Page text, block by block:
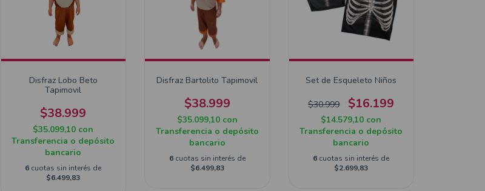
Disfraz Lobo Beto
Tapimovil
$38.999
$35.099,10 con
Transferencia o depósito
bancario
6 cuotas sin interés de
$6.499,83
Disfraz Bartolito Tapimovil
$38.999
$35.099,10 con
Transferencia o depósito
bancario
6 cuotas sin interés de
$6.499,83
Set de Esqueleto Niños
$30.999 $16.199
$14.579,10 con
Transferencia o depósito
bancario
6 cuotas sin interés de
$2.699,83